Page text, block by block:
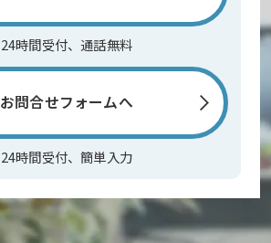
24時間受付、通話無料
お問合せフォームへ
24時間受付、簡単入力